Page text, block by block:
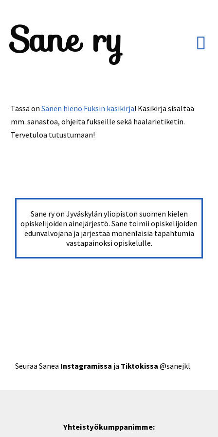
Sane ry
Tässä on Sanen hieno Fuksin käsikirja! Käsikirja sisältää
mm. sanastoa, ohjeita fukseille sekä haalarietiketin.
Tervetuloa tutustumaan!
Sane ry on Jyväskylän yliopiston suomen kielen
opiskelijoiden ainejärjestö. Sane toimii opiskelijoiden
edunvalvojana ja järjestää monenlaisia tapahtumia
vastapainoksi opiskelulle.
Seuraa Sanea Instagramissa ja Tiktokissa @sanejkl
Yhteistyökumppanimme: